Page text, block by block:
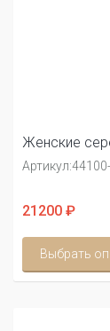
Женские
Артикул:
21200 ₽
Выбрать